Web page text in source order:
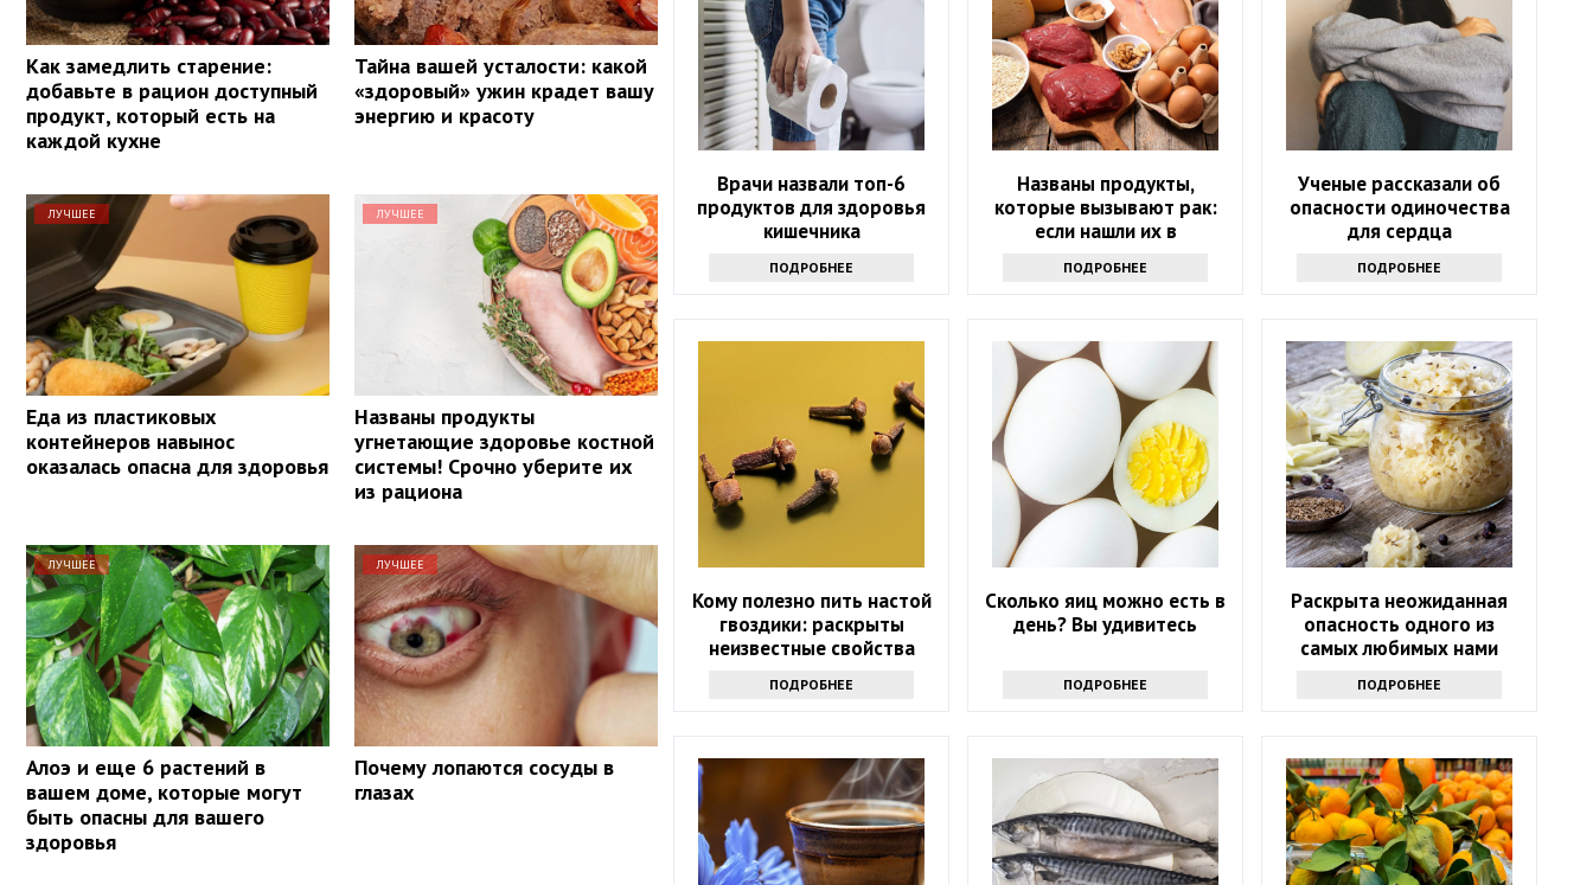
Как замедлить старение:
добавьте в рацион доступный
продукт, который есть на
каждой кухне
Тайна вашей усталости: какой
«здоровый» ужин крадет вашу
энергию и красоту
ЛУЧШЕЕ
Еда из пластиковых
контейнеров навынос
оказалась опасна для здоровья
ЛУЧШЕЕ
Названы продукты
угнетающие здоровье костной
системы! Срочно уберите их
из рациона
ЛУЧШЕЕ
Алоэ и еще 6 растений в
вашем доме, которые могут
быть опасны для вашего
здоровья
ЛУЧШЕЕ
Почему лопаются сосуды в
глазах
Врачи назвали топ-6
продуктов для здоровья
кишечника
ПОДРОБНЕЕ
Названы продукты,
которые вызывают рак:
если нашли их в
выбрасывайте
ПОДРОБНЕЕ
Ученые рассказали об
опасности одиночества
для сердца
ПОДРОБНЕЕ
Кому полезно пить настой
гвоздики: раскрыты
неизвестные свойства
ПОДРОБНЕЕ
Сколько яиц можно есть в
день? Вы удивитесь
ПОДРОБНЕЕ
Раскрыта неожиданная
опасность одного из
самых любимых нами
ПОДРОБНЕЕ